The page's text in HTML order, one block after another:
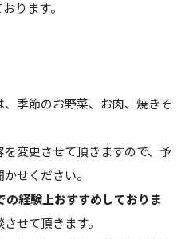
ります。
季節のお野菜、お肉、焼きそ
変更させて頂きますので、予
せください。
の経験上おすすめしておりま
せて頂きます。